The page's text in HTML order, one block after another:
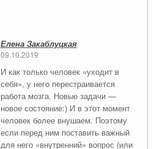
Елена Закаблуцкая
09.10.2019
И как только человек «уходит в
себя», у него перестраивается
работа мозга. Новые задачи —
новое состояние:) И в этот момент
человек более внушаем. Поэтому
если перед ним поставить важный
для него «внутренний» вопрос (или